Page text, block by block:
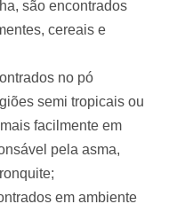
são encontrados
cereais e
no pó
semi tropicais ou
facilmente em
pela asma,
em ambiente